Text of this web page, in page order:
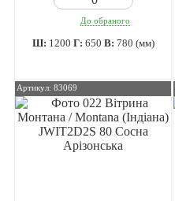
До обраного
Ш: 1200 Г: 650 В: 780 (мм)
Артикул: 83069